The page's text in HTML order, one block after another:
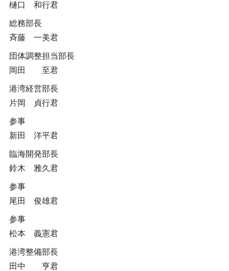
樋口 和行君
総務部長
斉藤 一美君
団体調整担当部長
岡田 至君
港湾経営部長
片岡 貞行君
参事
新田 洋平君
臨海開発部長
鈴木 雅久君
参事
尾田 俊雄君
参事
松本 義憲君
港湾整備部長
田中 亨君